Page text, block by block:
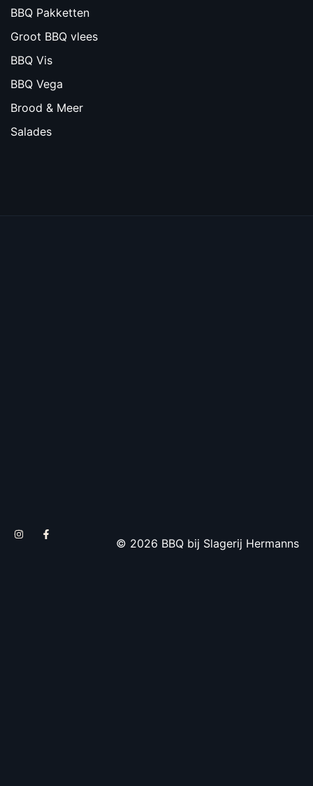
BBQ Pakketten
Groot BBQ vlees
BBQ Vis
BBQ Vega
Brood & Meer
Salades
© 2026 BBQ bij Slagerij Hermanns